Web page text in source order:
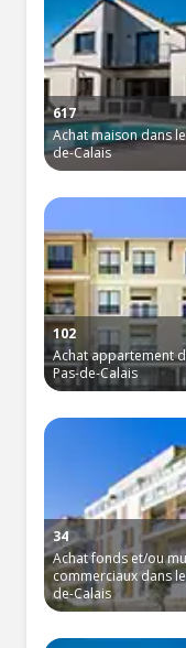
617
Achat maison dans
de-Calais
102
Achat appartement
Pas-de-Calais
34
Achat fonds et/ou
commerciaux dans
de-Calais